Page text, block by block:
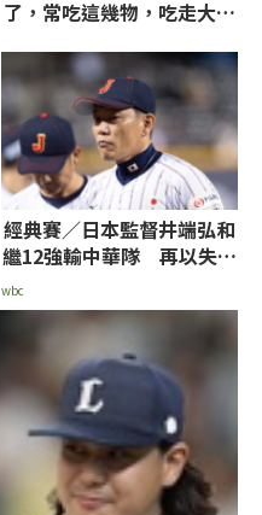
了，常吃這幾物，吃走大肚
經典賽／日本監督井端弘和
繼12強輸中華隊 再以失敗
wbc